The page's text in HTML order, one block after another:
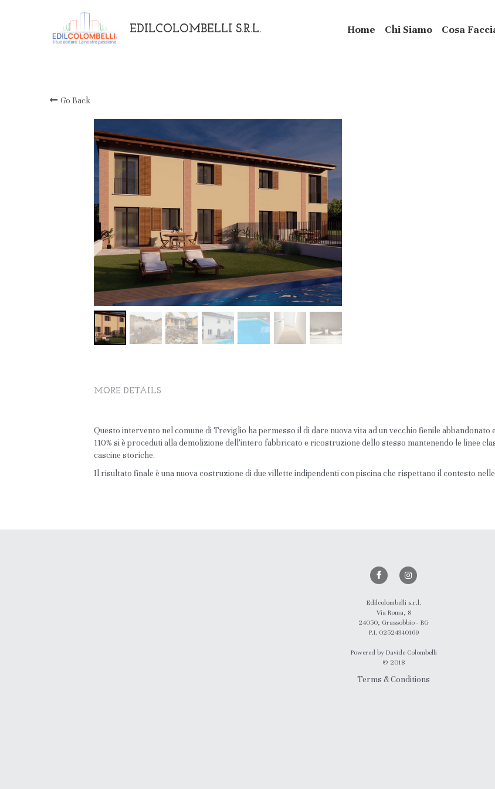
EDILCOLOMBELLI S.R.L. Home Chi Siamo Cosa
Go Back
MORE DETAILS
Questo intervento nel comune di Treviglio ha permesso il di dare nuova vita ad un vecchio fienile
110% si è proceduti alla demolizione dell'intero fabbricato e ricostruzione dello stesso mantenendo le linee
cascine storiche.
Il risultato finale è una nuova costruzione di due villette indipendenti con piscina che rispettano il contesto
Edilcolombelli s.r.l.
Via Roma, 8
24050, Grassobbio - BG
P.I. 02524340169
Powered by Davide Colombelli
© 2018
Terms & Conditions